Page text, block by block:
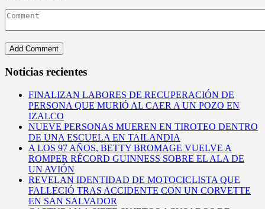
Noticias recientes
FINALIZAN LABORES DE RECUPERACIÓN DE
PERSONA QUE MURIÓ AL CAER A UN POZO EN
IZALCO
NUEVE PERSONAS MUEREN EN TIROTEO DENTRO
DE UNA ESCUELA EN TAILANDIA
A LOS 97 AÑOS, BETTY BROMAGE VUELVE A
ROMPER RÉCORD GUINNESS SOBRE EL ALA DE
UN AVIÓN
REVELAN IDENTIDAD DE MOTOCICLISTA QUE
FALLECIÓ TRAS ACCIDENTE CON UN CORVETTE
EN SAN SALVADOR